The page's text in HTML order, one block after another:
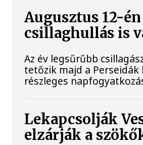
Augusztus 12-
csillaghullás is
Az év legsűrűbb
tetőzik majd a
részleges
Lekapcsolják
elzárják a